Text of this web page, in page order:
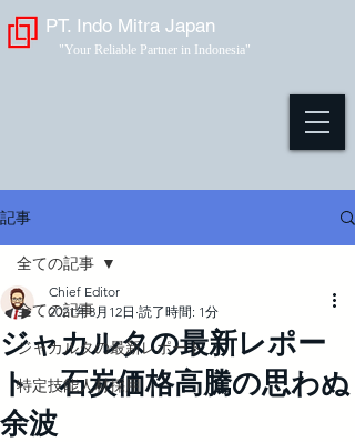
PT. Indo Mitra Japan
"Your Reliable Partner in Indonesia"
記事
全ての記事
ジャカルタの最新レポート
特定技能人材採用
全ての記事
ジャカルタの最新レポー
ト 石炭価格高騰の思わぬ
余波
Chief Editor
2021年8月12日 読了時間: 1分